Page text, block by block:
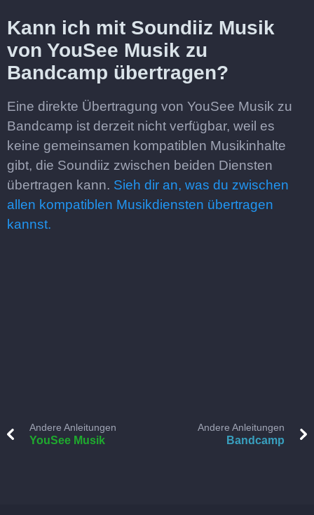
Kann ich mit Soundiiz Musik
von YouSee Musik zu
Bandcamp übertragen?
Eine direkte Übertragung von YouSee Musik zu
Bandcamp ist derzeit nicht verfügbar, weil es
keine gemeinsamen kompatiblen Musikinhalte
gibt, die Soundiiz zwischen beiden Diensten
übertragen kann. Sieh dir an, was du zwischen
allen kompatiblen Musikdiensten übertragen
kannst.
Andere Anleitungen
YouSee Musik
Andere Anleitungen
Bandcamp